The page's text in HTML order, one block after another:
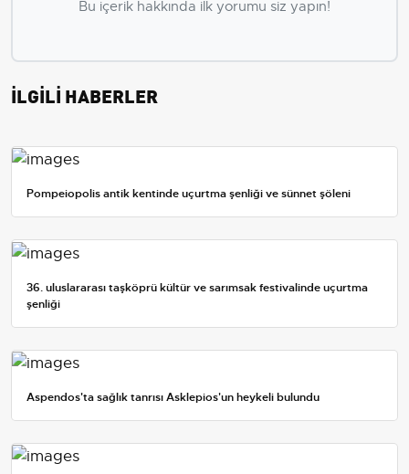
Bu içerik hakkında ilk yorumu siz yapın!
İLGİLİ HABERLER
Pompeiopolis antik kentinde uçurtma şenliği ve sünnet şöleni
36. uluslararası taşköprü kültür ve sarımsak festivalinde uçurtma
şenliği
Aspendos'ta sağlık tanrısı Asklepios'un heykeli bulundu